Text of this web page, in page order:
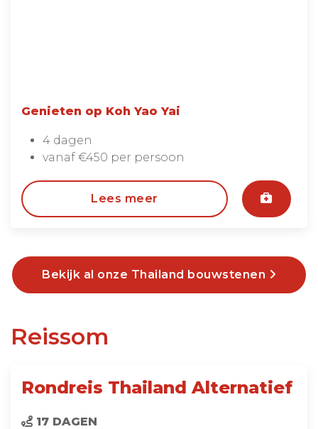
Genieten op Koh Yao Yai
4 dagen
vanaf €450 per persoon
Lees meer
Bekijk al onze Thailand bouwstenen
Reissom
Rondreis Thailand Alternatief
17 DAGEN